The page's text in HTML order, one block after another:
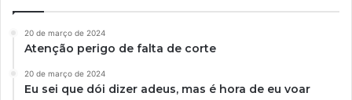
20 de março de 2024
Atenção perigo de falta de corte
20 de março de 2024
Eu sei que dói dizer adeus, mas é hora de eu voar